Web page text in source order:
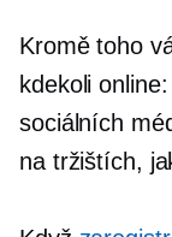
Kromě toho
kdekoli
sociálních
na tržištích,